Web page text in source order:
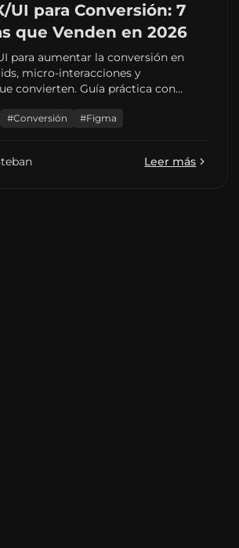
UI para Conversión: 7
que Venden en 2026
para aumentar la conversión en
micro-interacciones y
convierten. Guía práctica con
#Conversión #Figma
Leer más